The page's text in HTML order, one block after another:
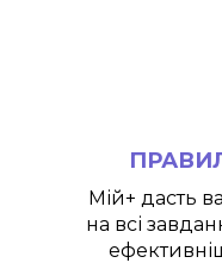
Мій+ дасть
на всі